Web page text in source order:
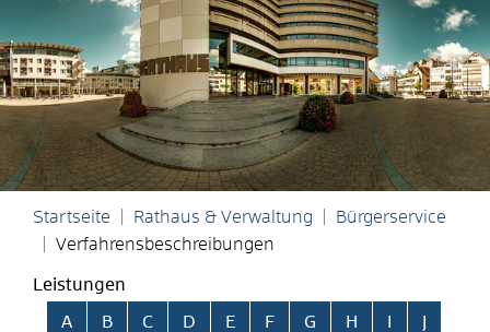
Startseite Rathaus & Verwaltung
Bürgerservice
Verfahrensbeschreibungen
Leistungen
Alphabetisches Register überspringen
A B C D E F G H